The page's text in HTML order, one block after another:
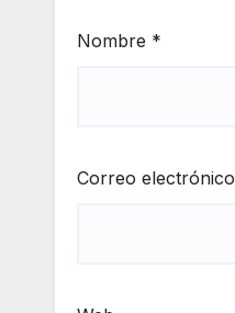
Nombre *
Correo electrónico